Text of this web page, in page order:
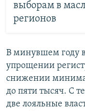
выборам в
регионов
В минувшем году
упрощении
снижении
до пяти тысяч. С
две лояльные